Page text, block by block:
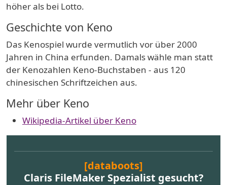
höher als bei Lotto.
Geschichte von Keno
Das Kenospiel wurde vermutlich vor über 2000
Jahren in China erfunden. Damals wähle man statt
der Kenozahlen Keno-Buchstaben - aus 120
chinesischen Schriftzeichen aus.
Mehr über Keno
Wikipedia-Artikel über Keno
[databoots]
Claris FileMaker Spezialist gesucht?